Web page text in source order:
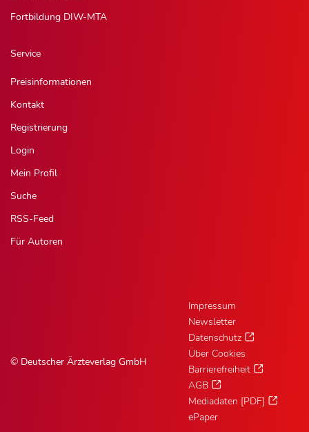
Fortbildung DIW-MTA
Service
Preisinformationen
Kontakt
Registrierung
Login
Mein Profil
Suche
RSS-Feed
Für Autoren
© Deutscher Ärzteverlag GmbH
Impressum
Newsletter
Datenschutz
Über Cookies
Barrierefreiheit
AGB
Mediadaten [PDF]
ePaper